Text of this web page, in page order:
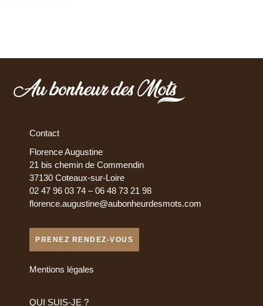
Contact
Florence Augustine
21 bis chemin de Commendin
37130 Coteaux-sur-Loire
02 47 96 03 74 – 06 48 73 21 98
florence.augustine@aubonheurdesmots.com
PRENEZ RENDEZ-VOUS
Mentions légales
QUI SUIS-JE ?